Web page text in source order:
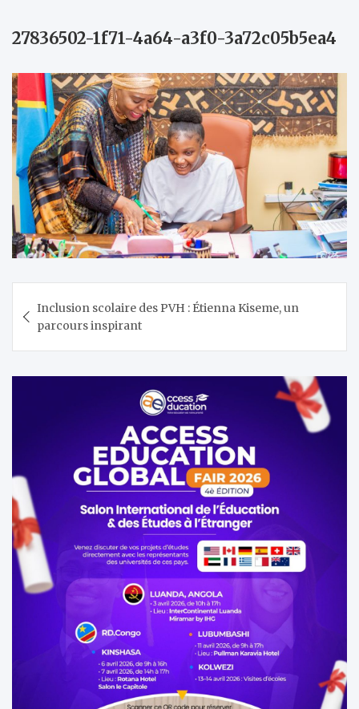
27836502-1f71-4a64-a3f0-3a72c05b5ea4
de
l’article
Inclusion scolaire des PVH : Étienna Kiseme, un
parcours inspirant